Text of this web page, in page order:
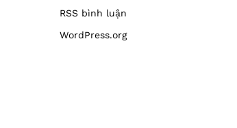
RSS bình luận
WordPress.org